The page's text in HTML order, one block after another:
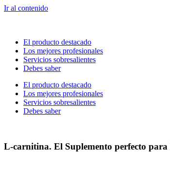
Ir al contenido
El producto destacado
Los mejores profesionales
Servicios sobresalientes
Debes saber
El producto destacado
Los mejores profesionales
Servicios sobresalientes
Debes saber
L-carnitina. El Suplemento perfecto